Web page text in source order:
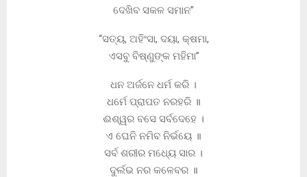
ଦେଖିବ ସକଳ ସମାନ”
“ସତ୍ୟ, ଅହିଂସା, ଦୟା, କ୍ଷମା,
ଏସବୁ ବିଷ୍ଣୁଙ୍କ ମହିମା”
ଧନ ଅର୍ଜନେ ଧର୍ମ କରି ।
ଧର୍ମେ ପ୍ରାପତ ନରହରି ॥
ଈଶ୍ୱର ବସେ ସର୍ବଦେହେ ।
ଏ ଘେନି ନମିବ ନିର୍ଭୟେ ॥
ସର୍ବ ଶରୀର ମଧ୍ୟେ ସାର ।
ଦୁର୍ଲଭ ନର କଳେବର ॥